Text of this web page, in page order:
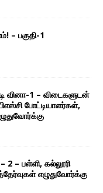
– பகுதி-1
வினா-1 – விடைகளுடன்
போட்டியாளர்கள்,
2 – பள்ளி, கல்லூரி
எழுதுவோர்க்கு